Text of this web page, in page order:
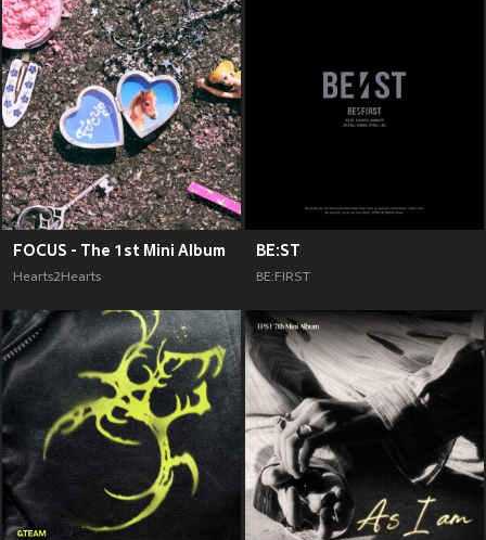
FOCUS - The 1st Mini Album
Hearts2Hearts
BE:ST
BE:FIRST